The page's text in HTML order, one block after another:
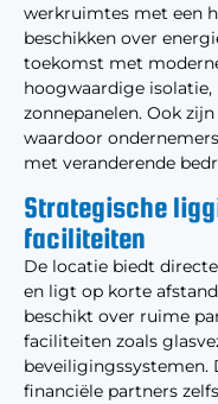
werkruimtes met een
beschikken over
toekomst met
hoogwaardige
zonnepanelen. Ook
waardoor
met veranderende
Strategische
faciliteiten
De locatie biedt
en ligt op korte
beschikt over ruime
faciliteiten zoals
beveiligingssystemen.
financiële partners